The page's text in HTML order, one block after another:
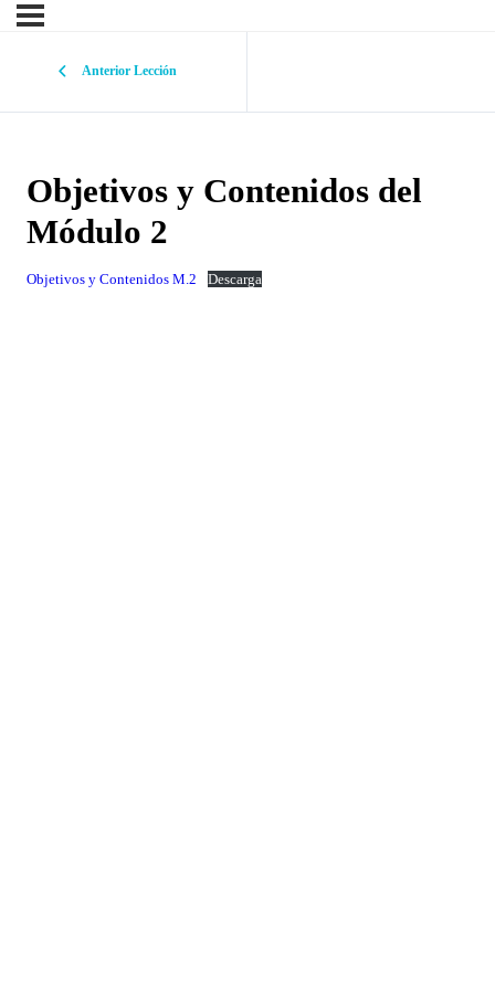
Anterior Lección
Objetivos y Contenidos del
Módulo 2
Objetivos y Contenidos M.2 Descarga